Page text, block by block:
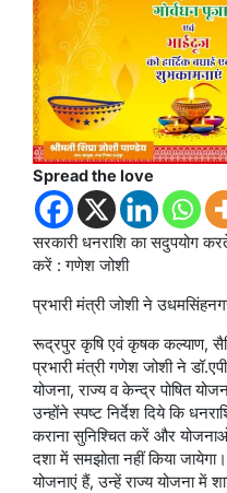
Spread the love
सरकारी धनराशि का सदुपयोग
करें : गणेश जोशी
प्रभारी मंत्री जोशी ने
रूद्रपुर कृषि एवं कृषक कल्याण,
प्रभारी मंत्री गणेश जोशी ने
योजना, राज्य व केन्द्र पोषित
उन्होंने स्पष्ट निर्देश दिये कि
कराना सुनिश्चित करें और
दशा में समझोता नहीं किया
योजनाएं हैं, उन्हें राज्य योजना में